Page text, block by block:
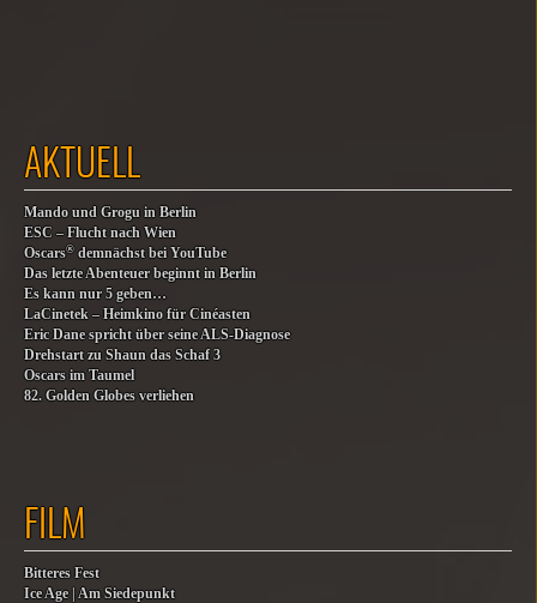
AKTUELL
Mando und Grogu in Berlin
ESC – Flucht nach Wien
Oscars® demnächst bei YouTube
Das letzte Abenteuer beginnt in Berlin
Es kann nur 5 geben…
LaCinetek – Heimkino für Cinéasten
Eric Dane spricht über seine ALS-Diagnose
Drehstart zu Shaun das Schaf 3
Oscars im Taumel
82. Golden Globes verliehen
FILM
Bitteres Fest
Ice Age | Am Siedepunkt